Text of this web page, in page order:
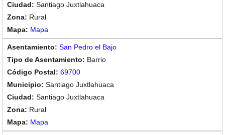
Santiago Juxtlahuaca
Rural
Mapa
San Pedro el Bajo
Barrio
69700
Santiago Juxtlahuaca
Santiago Juxtlahuaca
Rural
Mapa